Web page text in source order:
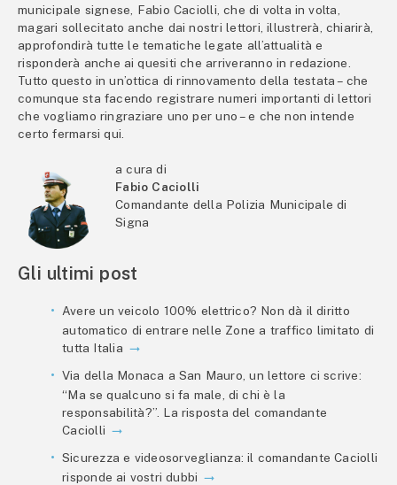
municipale signese, Fabio Caciolli, che di volta in volta,
magari sollecitato anche dai nostri lettori, illustrerà, chiarirà,
approfondirà tutte le tematiche legate all’attualità e
risponderà anche ai quesiti che arriveranno in redazione.
Tutto questo in un’ottica di rinnovamento della testata – che
comunque sta facendo registrare numeri importanti di lettori
che vogliamo ringraziare uno per uno – e che non intende
certo fermarsi qui.
a cura di
Fabio Caciolli
Comandante della Polizia Municipale di
Signa
Gli ultimi post
Avere un veicolo 100% elettrico? Non dà il diritto
automatico di entrare nelle Zone a traffico limitato di
tutta Italia
Via della Monaca a San Mauro, un lettore ci scrive:
“Ma se qualcuno si fa male, di chi è la
responsabilità?”. La risposta del comandante
Caciolli
Sicurezza e videosorveglianza: il comandante Caciolli
risponde ai vostri dubbi